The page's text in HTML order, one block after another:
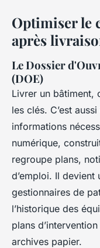
Optimiser le
après
Le Dossier
(DOE)
Livrer un bâtiment,
les clés. C’est
informations
numérique,
regroupe plans,
d’emploi. Il
gestionnaires de
l’historique des
plans
archives papier.